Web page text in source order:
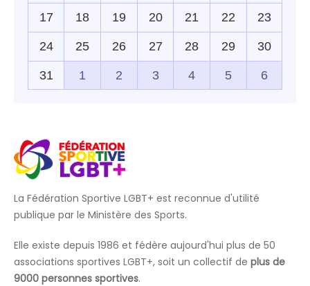
La Fédération Sportive LGBT+ est reconnue d'utilité
publique par le Ministère des Sports.
Elle existe depuis 1986 et fédère aujourd'hui plus de 50
associations sportives LGBT+, soit un collectif de plus de
9000 personnes sportives.